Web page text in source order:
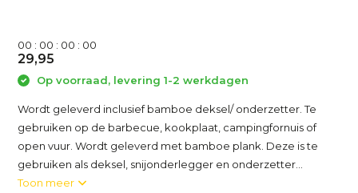
00 : 00 : 00 : 00
29,95
Op voorraad, levering 1-2 werkdagen
Wordt geleverd inclusief bamboe deksel/ onderzetter. Te
gebruiken op de barbecue, kookplaat, campingfornuis of
open vuur. Wordt geleverd met bamboe plank. Deze is te
gebruiken als deksel, snijonderlegger en onderzetter...
Toon meer